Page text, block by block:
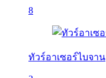
8
ทัวร์อาเซอร์ไบจาน